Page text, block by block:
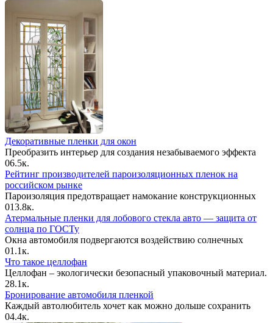
Декоративные пленки для окон
Преобразить интерьер для создания незабываемого эффекта
06.5к.
Рейтинг производителей пароизоляционных пленок на
российском рынке
Пароизоляция предотвращает намокание конструкционных
013.8к.
Атермальные пленки для лобового стекла авто — защита от
солнца по ГОСТу
Окна автомобиля подвергаются воздействию солнечных
01.1к.
Что такое целлофан
Целлофан – экологически безопасный упаковочный материал.
28.1к.
Бронирование автомобиля пленкой
Каждый автолюбитель хочет как можно дольше сохранить
04.4к.